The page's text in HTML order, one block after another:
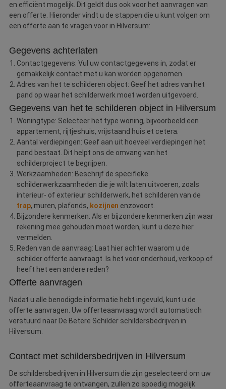
en efficiënt mogelijk. Dit geldt dus ook voor het aanvragen van
een offerte. Hieronder vindt u de stappen die u kunt volgen om
een offerte aan te vragen voor in Hilversum:
Gegevens achterlaten
Contactgegevens: Vul uw contactgegevens in, zodat er
gemakkelijk contact met u kan worden opgenomen.
Adres van het te schilderen object: Geef het adres van het
pand op waar het schilderwerk moet worden uitgevoerd.
Gegevens van het te schilderen object in Hilversum
Woningtype: Selecteer het type woning, bijvoorbeeld een
appartement, rijtjeshuis, vrijstaand huis et cetera.
Aantal verdiepingen: Geef aan uit hoeveel verdiepingen het
pand bestaat. Dit helpt ons de omvang van het
schilderproject te begrijpen.
Werkzaamheden: Beschrijf de specifieke
schilderwerkzaamheden die je wilt laten uitvoeren, zoals
interieur- of exterieur schilderwerk, het schilderen van de
trap, muren, plafonds, kozijnen enzovoort.
Bijzondere kenmerken: Als er bijzondere kenmerken zijn waar
rekening mee gehouden moet worden, kunt u deze hier
vermelden.
Reden van de aanvraag: Laat hier achter waarom u de
schilder offerte aanvraagt. Is het voor onderhoud, verkoop of
heeft het een andere reden?
Offerte aanvragen
Nadat u alle benodigde informatie hebt ingevuld, kunt u de
offerte aanvragen. Uw offerteaanvraag wordt automatisch
verstuurd naar De Betere Schilder schildersbedrijven in
Hilversum.
Contact met schildersbedrijven in Hilversum
De schildersbedrijven in Hilversum die zijn geselecteerd om uw
offerteaanvraag te ontvangen, zullen zo spoedig mogelijk